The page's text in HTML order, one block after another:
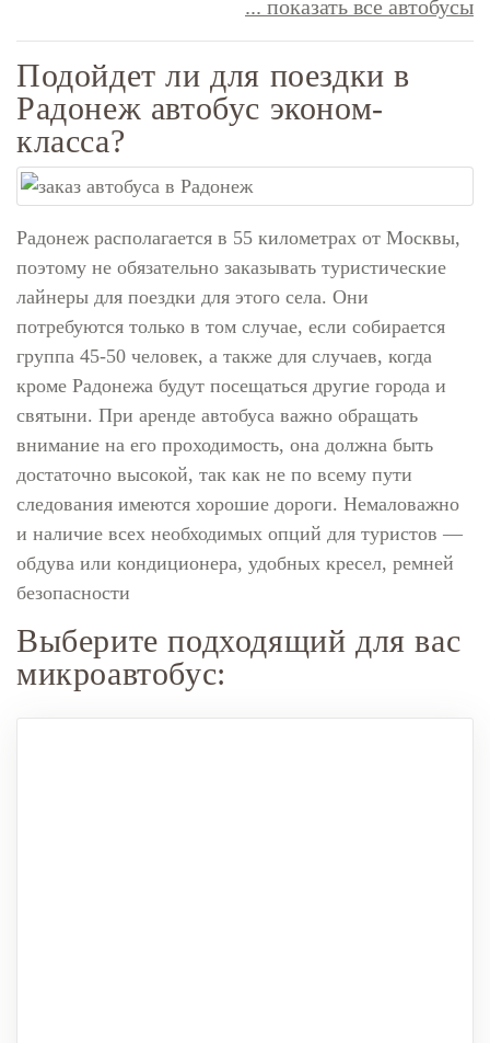
... показать все автобусы
Подойдет ли для поездки в
Радонеж автобус эконом-
класса?
Радонеж располагается в 55 километрах от Москвы,
поэтому не обязательно заказывать туристические
лайнеры для поездки для этого села. Они
потребуются только в том случае, если собирается
группа 45-50 человек, а также для случаев, когда
кроме Радонежа будут посещаться другие города и
святыни. При аренде автобуса важно обращать
внимание на его проходимость, она должна быть
достаточно высокой, так как не по всему пути
следования имеются хорошие дороги. Немаловажно
и наличие всех необходимых опций для туристов —
обдува или кондиционера, удобных кресел, ремней
безопасности
Выберите подходящий для вас
микроавтобус: